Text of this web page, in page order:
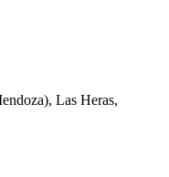
Las Heras,